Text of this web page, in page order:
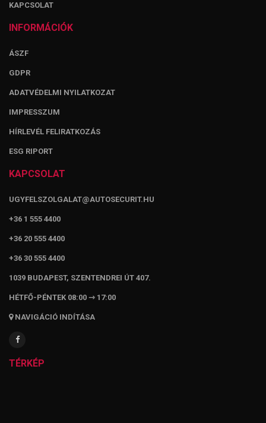
KAPCSOLAT
INFORMÁCIÓK
ÁSZF
GDPR
ADATVÉDELMI NYILATKOZAT
IMPRESSZUM
HÍRLEVÉL FELIRATKOZÁS
ESG RIPORT
KAPCSOLAT
UGYFELSZOLGALAT@AUTOSECURIT.HU
+36 1 555 4400
+36 20 555 4400
+36 30 555 4400
1039 BUDAPEST, SZENTENDREI ÚT 407.
HÉTFŐ-PÉNTEK 08:00 ⇾ 17:00
NAVIGÁCIÓ INDÍTÁSA
TÉRKÉP